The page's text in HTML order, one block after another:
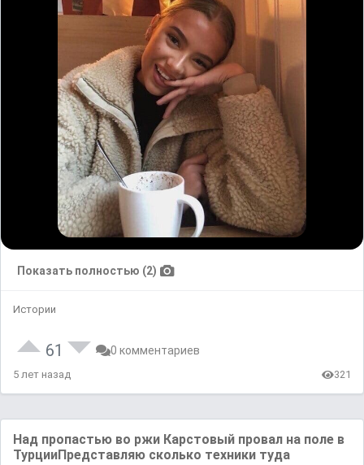
Показать полностью (2)
Истории
61 0 комментариев
5 лет назад 321
Над пропастью во ржи Карстовый провал на поле в
ТурцииПредставляю сколько техники туда